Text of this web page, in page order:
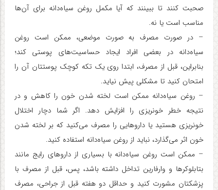
صحبت کنند تا ببینند که آیا مکمل روغن سیاه‌دانه برای آن‌ها
مناسب است یا نه.
– در صورت مصرف به صورت موضعی، ممکن است روغن
سیاه‌دانه در بعضی افراد ایجاد حساسیت‌های پوستی کند؛
بنابراین، قبل از مصرف، ابتدا روی یک تکه کوچک پوستتان آن را
امتحان کنید تا مشکلی پیش نیاید.
– روغن سیاه‌دانه ممکن است لخته شدن خون را کاهش و در
نتیجه خطر خونریزی را افزایش دهد. اگر شما دچار اختلال
خونریزی هستید یا داروهایی را مصرف می‌کنید که بر لخته شدن
خون اثر می‌گذارد، نباید از روغن سیاه‌دانه استفاده کنید.
– ممکن است روغن سیاه‌دانه با بسیاری از داروهای رایج مانند
بتابلوکرها و وارفارین تداخل داشته باشد، پس، قبل از مصرف با
پزشکتان مشورت کنید و حداقل دو هفته قبل از جراحی، مصرف